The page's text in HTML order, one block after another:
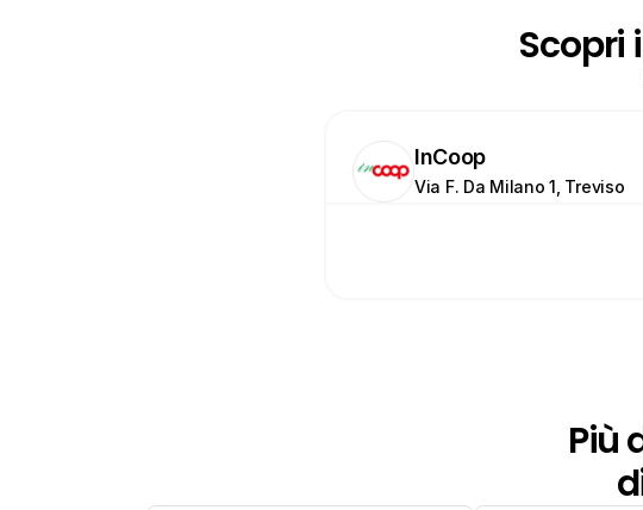
Scopri
InCoop
Via F. Da Milano 1, Treviso
Più